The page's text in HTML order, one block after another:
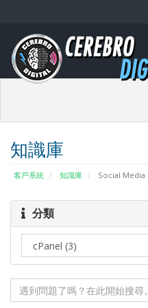
知識庫
客戶系統 知識庫 Social Media
分類